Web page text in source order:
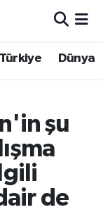
Türkiye Dünya
şu
de